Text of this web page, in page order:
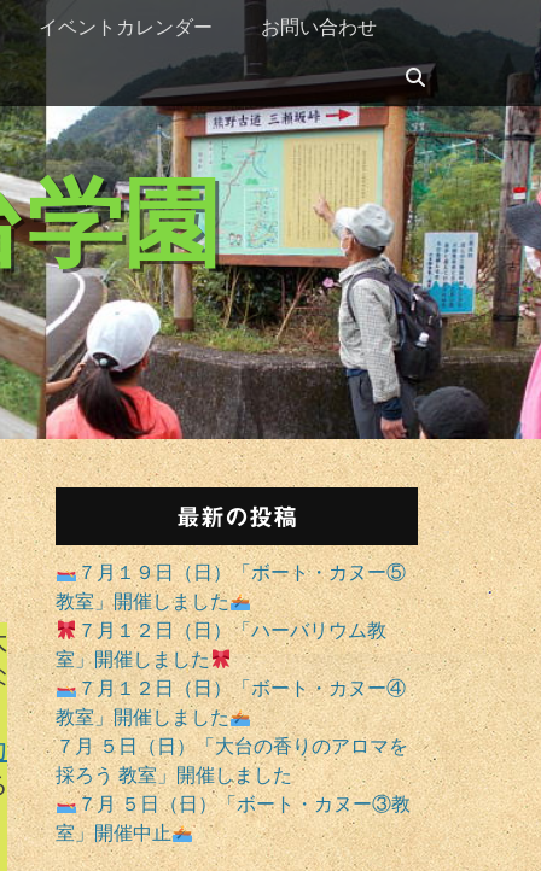
イベントカレンダー
お問い合わせ
検
索
園
最新の投稿
７月１９日（日）「ボート・カヌー⑤
教室」開催しました
７月１２日（日）「ハーバリウム教
室」開催しました
７月１２日（日）「ボート・カヌー④
教室」開催しました
７月 ５日（日）「大台の香りのアロマを
採ろう 教室」開催しました
７月 ５日（日）「ボート・カヌー③教
室」開催中止